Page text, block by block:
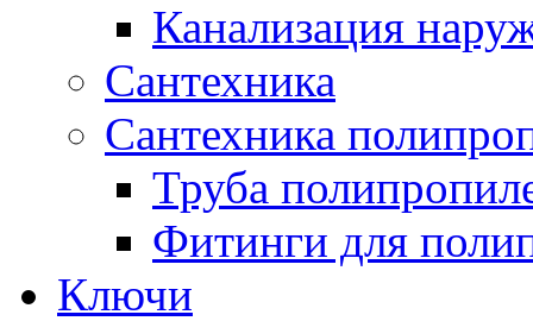
Канализация
Сантехника
Сантехника
Труба
Фитинги для
Ключи